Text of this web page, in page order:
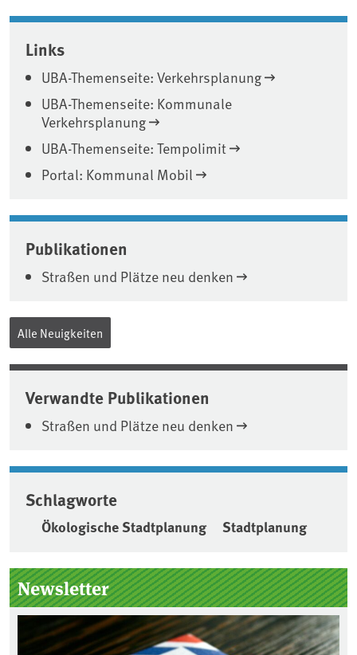
Associated content
Links
UBA-Themenseite: Verkehrsplanung
UBA-Themenseite: Kommunale
Verkehrsplanung
UBA-Themenseite: Tempolimit
Portal: Kommunal Mobil
Publikationen
Straßen und Plätze neu denken
Alle Neuigkeiten
Verwandte Publikationen
Straßen und Plätze neu denken
Schlagworte
Ökologische Stadtplanung Stadtplanung
Seitenleiste
Newsletter